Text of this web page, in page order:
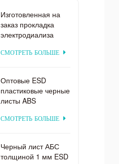
Изготовленная на
заказ прокладка
электродиализа
пластиковая для
СМОТРЕТЬ БОЛЬШЕ
Оптовые ESD
пластиковые черные
листы ABS
термоформования
СМОТРЕТЬ БОЛЬШЕ
Черный лист АБС
толщиной 1 мм ESD